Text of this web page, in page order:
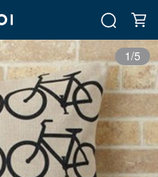
1/5